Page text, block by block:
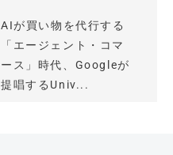
AIが買い物を代行する
「エージェント・コマ
ース」時代、Googleが
提唱するUniv...